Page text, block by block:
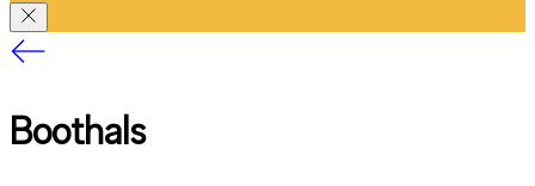
Boothals